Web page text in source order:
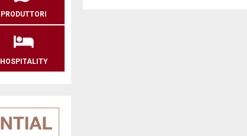
PRODUTTORI
HOSPITALITY